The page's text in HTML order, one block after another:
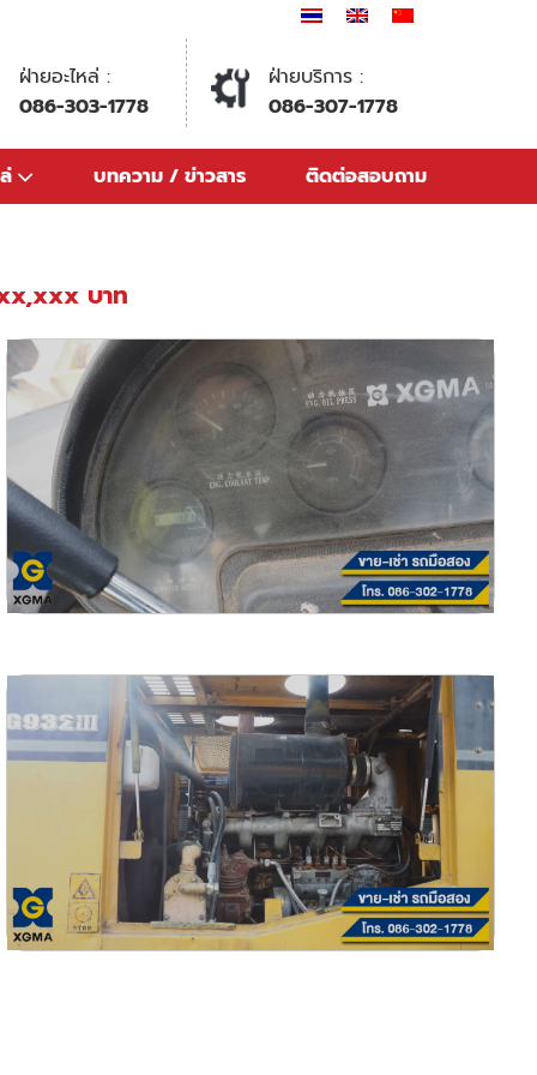
ฝ่ายอะไหล่ :
086-303-1778
ฝ่ายบริการ :
086-307-1778
บทความ / ข่าวสาร ติดต่อสอบถาม
บาท